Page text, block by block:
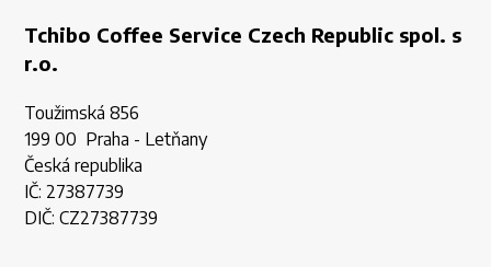
Tchibo Coffee Service Czech Republic spol. s
r.o.
Toužimská 856
199 00 Praha - Letňany
Česká republika
IČ: 27387739
DIČ: CZ27387739